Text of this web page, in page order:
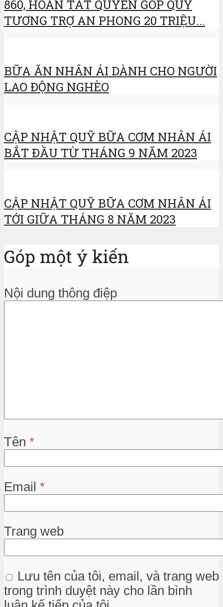
860, HOÀN TẤT QUYÊN GÓP QUỸ
TƯƠNG TRỢ AN PHONG 20 TRIỆU...
BỮA ĂN NHÂN ÁI DÀNH CHO NGƯỜI
LAO ĐỘNG NGHÈO
CẬP NHẬT QUỸ BỮA CƠM NHÂN ÁI
BẮT ĐẦU TỪ THÁNG 9 NĂM 2023
CẬP NHẬT QUỸ BỮA CƠM NHÂN ÁI
TỚI GIỮA THÁNG 8 NĂM 2023
Góp một ý kiến
Nội dung thông điệp
Tên *
Email *
Trang web
Lưu tên của tôi, email, và trang web
trong trình duyệt này cho lần bình